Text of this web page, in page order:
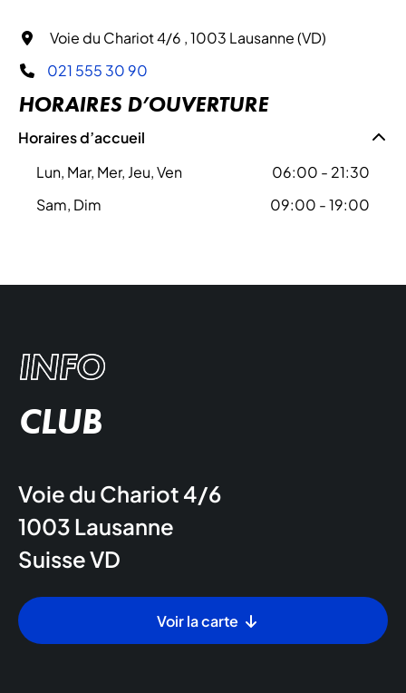
Voie du Chariot 4/6 , 1003 Lausanne (VD)
021 555 30 90
HORAIRES D’OUVERTURE
Horaires d’accueil
Lun, Mar, Mer, Jeu, Ven
06:00 - 21:30
Sam, Dim
09:00 - 19:00
INFO
CLUB
Voie du Chariot 4/6
1003 Lausanne
SuisseVD
Voir la carte